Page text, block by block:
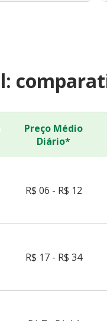
Preço Médio
Diário*
R$ 06 - R$ 12
R$ 17 - R$ 34